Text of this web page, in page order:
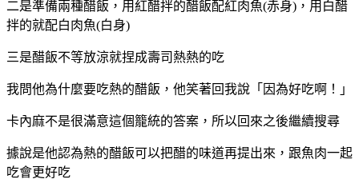
二是準備兩種醋飯，用紅醋拌的醋飯配紅肉魚(赤身)，用白醋
拌的就配白肉魚(白身)
三是醋飯不等放涼就捏成壽司熱熱的吃
我問他為什麼要吃熱的醋飯，他笑著回我說「因為好吃啊！」
卡內麻不是很滿意這個籠統的答案，所以回來之後繼續搜尋
據說是他認為熱的醋飯可以把醋的味道再提出來，跟魚肉一起
吃會更好吃